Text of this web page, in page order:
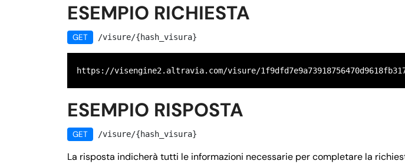
ESEMPIO RICHIESTA
GET /visure/{hash_visura}
https://visengine2.altravia.com/visure/
ESEMPIO RISPOSTA
GET /visure/{hash_visura}
La risposta indicherà tutti le informazioni necessarie per completare la